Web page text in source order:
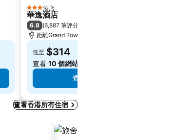
3 星級酒店
華逸酒店
6.8 (6,887 筆評分
距離Grand Tower 6.7 公里
低至 $314
查看 10 個網站
查看價格
查看香港所有住宿